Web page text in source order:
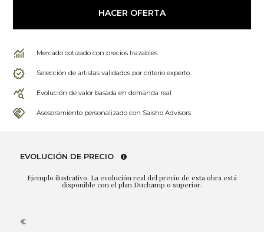
HACER OFERTA
Mercado cotizado con precios trazables
Selección de artistas validados por criterio experto
Evolución de valor basada en demanda real
Asesoramiento personalizado con Saisho Advisors
EVOLUCIÓN DE PRECIO
Ejemplo ilustrativo. La evolución real del precio de esta obra está
disponible con el plan Duchamp o superior.